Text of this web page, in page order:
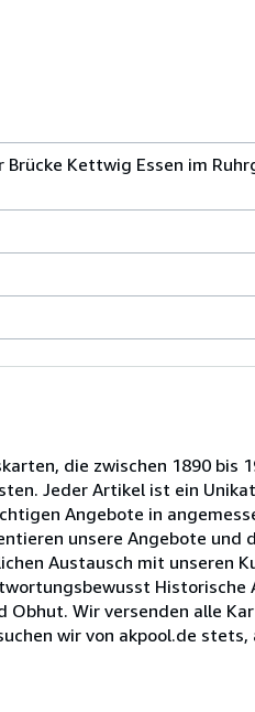
Kettwig Essen im
die zwischen 1890 bis
Jeder Artikel ist ein
Angebote in
unsere Angebote und
Austausch mit unseren
Wir versenden alle
wir von akpool.de